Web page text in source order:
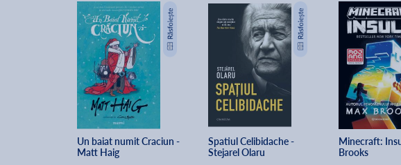
Un baiat numit Craciun -
Matt Haig
Spatiul Celibidache -
Stejarel Olaru
Minecraft:
Brooks